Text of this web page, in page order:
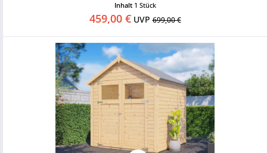
Inhalt 1 Stück
459,00 €UVP699,00 €